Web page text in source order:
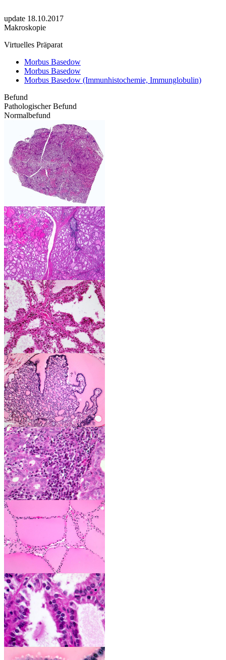
update 18.10.2017
Makroskopie
Virtuelles Präparat
Morbus Basedow
Morbus Basedow
Morbus Basedow (Immunhistochemie, Immunglobulin)
Befund
Pathologischer Befund
Normalbefund